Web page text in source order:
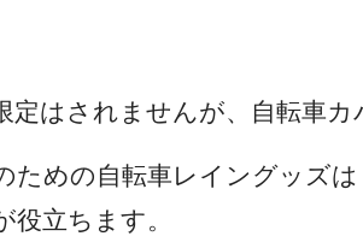
定はされませんが、自転車
ための自転車レイングッズ
役立ちます。